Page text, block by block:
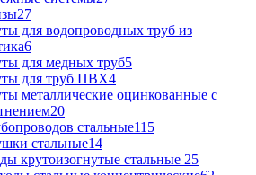
27
для водопроводных труб из
6
для медных труб5
для труб ПВХ4
металлические оцинкованные с
20
стальные115
стальные14
крутоизогнутые стальные 25